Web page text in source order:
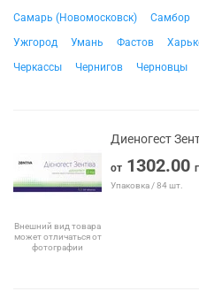
Самарь (Новомосковск)
Самбор
Ужгород
Умань Фастов
Черкассы
Чернигов Черновцы
Внешний вид товара
может отличаться от
фотографии
Диеногест
от 1302.00
Упаковка / 84 шт.